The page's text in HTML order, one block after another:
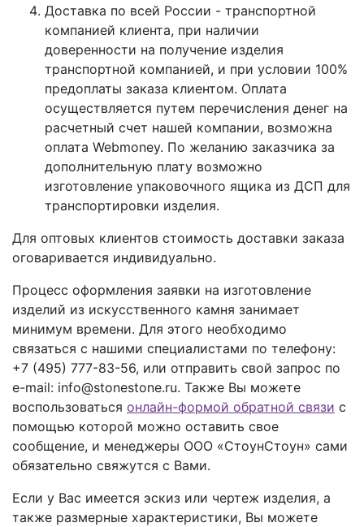
Доставка по всей России - транспортной
компанией клиента, при наличии
доверенности на получение изделия
транспортной компанией, и при условии 100%
предоплаты заказа клиентом. Оплата
осуществляется путем перечисления денег на
расчетный счет нашей компании, возможна
оплата Webmoney. По желанию заказчика за
дополнительную плату возможно
изготовление упаковочного ящика из ДСП для
транспортировки изделия.
Для оптовых клиентов стоимость доставки заказа
оговаривается индивидуально.
Процесс оформления заявки на изготовление
изделий из искусственного камня занимает
минимум времени. Для этого необходимо
связаться с нашими специалистами по телефону:
+7 (495) 777-83-56, или отправить свой запрос по
e-mail: info@stonestone.ru. Также Вы можете
воспользоваться онлайн-формой обратной связи с
помощью которой можно оставить свое
сообщение, и менеджеры ООО «СтоунСтоун» сами
обязательно свяжутся с Вами.
Если у Вас имеется эскиз или чертеж изделия, а
также размерные характеристики, Вы можете